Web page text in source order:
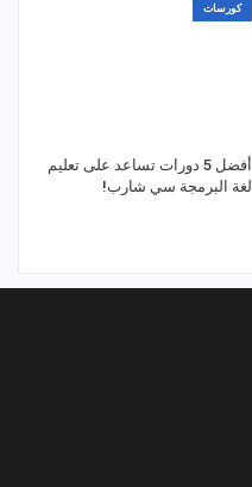
كورسات
أفضل 5 دورات تساعد على تعليم
لغة البرمجة سي شارب!